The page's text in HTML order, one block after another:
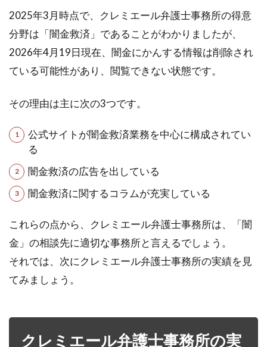
2025年3月時点で、クレミエール弁護士事務所の得意
分野は「闇金救済」であることがわかりましたが、
2026年4月19日現在、闇金にかんする情報は削除され
ている可能性があり、閲覧できない状態です。
その理由は主に次の3つです。
公式サイトが闇金救済業務を中心に構成されてい
る
闇金救済の広告を出している
闇金救済に関するコラムが充実している
これらの点から、クレミエール弁護士事務所は、「闇
金」の相談先に適切な事務所と言えるでしょう。
それでは、次にクレミエール弁護士事務所の実績を見
てみましょう。
クレミエール弁護士事務所の実